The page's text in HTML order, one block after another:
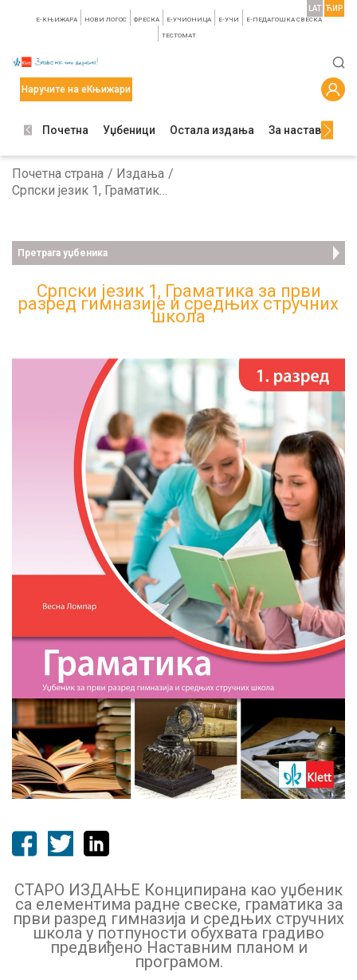
E-КЊИЖАРА НОВИ ЛОГОС ФРЕСКА E-УЧИОНИЦА E-УЧИ Е-ПЕДАГОШКА СВЕСКА
TЕСТОМАТ
LAT ЋИР
Наручите на еКњижари
Почетна Уџбеници Остала издања За наставнике
Почетна страна
Издања
Српски језик 1, Граматика за први разред гимназије и средњих стручних школа
Претрага уџбеника
Српски језик 1, Граматика за први
разред гимназије и средњих стручних
школа
СТАРО ИЗДАЊЕ Конципирана као уџбеник
са елементима радне свеске, граматика за
први разред гимназија и средњих стручних
школа у потпуности обухвата градиво
предвиђено Наставним планом и
програмом.